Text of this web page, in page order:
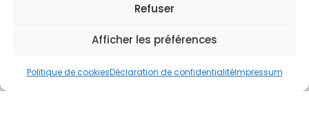
Refuser
Afficher les préférences
Politique de cookiesDéclaration de confidentialitéImpressum
cboukris@habitat-social.com